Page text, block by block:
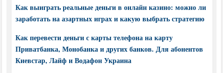
Как выиграть реальные деньги в онлайн казино: можно ли
заработать на азартных играх и какую выбрать стратегию
Как перевести деньги с карты телефона на карту
Приватбанка, Монобанка и других банков. Для абонентов
Киевстар, Лайф и Водафон Украина